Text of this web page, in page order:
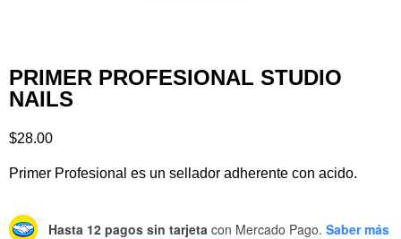
PRIMER PROFESIONAL STUDIO
NAILS
$28.00
Primer Profesional es un sellador adherente con acido.
Hasta 12 pagos sin tarjeta con Mercado Pago. Saber más